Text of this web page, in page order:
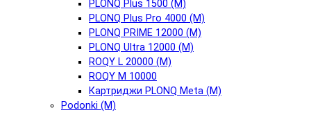
PLONQ Plus 1500 (М)
PLONQ Plus Pro 4000 (М)
PLONQ PRIME 12000 (М)
PLONQ Ultra 12000 (М)
ROQY L 20000 (М)
ROQY M 10000
Картриджи PLONQ Meta (М)
Podonki (М)